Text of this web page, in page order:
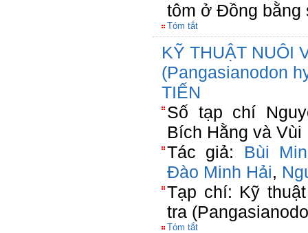
tôm ở Đồng bằng
Tóm tắt
KỸ THUẬT NUÔI
(Pangasianodon
TIẾN
Số tạp chí
Bích Hằng và Vùi
Tác giả: Bùi
Đào Minh Hải,
Tạp chí: Kỹ
tra
Tóm tắt